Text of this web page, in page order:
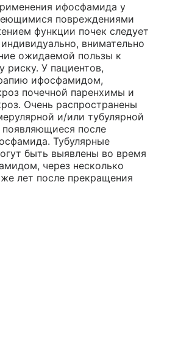
ифосфамида у
повреждениями
функции почек следует
внимательно
ожидаемой пользы к
риску. У пациентов,
ифосфамидом,
почечной паренхимы и
Очень распространены
и/или тубулярной
после
Тубулярные
быть выявлены во время
через несколько
лет после прекращения